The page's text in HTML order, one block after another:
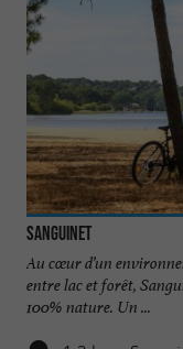
Sanguinet
Au cœur d’un
entre lac et forêt,
100% nature. Un ...